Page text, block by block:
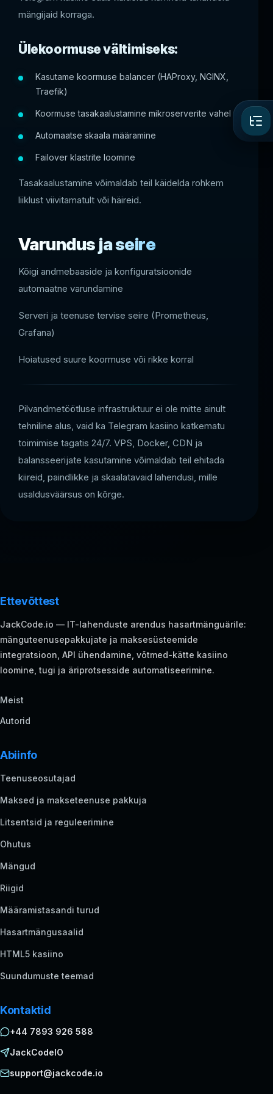
mängijaid korraga.
Ülekoormuse vältimiseks:
Kasutame koormuse balancer (HAProxy, NGINX,
Traefik)
Koormuse tasakaalustamine mikroserverite vahel
Automaatse skaala määramine
Failover klastrite loomine
Tasakaalustamine võimaldab teil käidelda rohkem
liiklust viivitamatult või häireid.
Varundus ja seire
Kõigi andmebaaside ja konfiguratsioonide
automaatne varundamine
Serveri ja teenuse tervise seire (Prometheus,
Grafana)
Hoiatused suure koormuse või rikke korral
Pilvandmetöötluse infrastruktuur ei ole mitte ainult
tehniline alus, vaid ka Telegram kasiino katkematu
toimimise tagatis 24/7. VPS, Docker, CDN ja
balansseerijate kasutamine võimaldab teil ehitada
kiireid, paindlikke ja skaalatavaid lahendusi, mille
usaldusväärsus on kõrge.
Ettevõttest
JackCode.io — IT-lahenduste arendus hasartmänguärile:
mänguteenusepakkujate ja maksesüsteemide
integratsioon, API ühendamine, võtmed-kätte kasiino
loomine, tugi ja äriprotsesside automatiseerimine.
Meist
Autorid
Abiinfo
Teenuseosutajad
Maksed ja makseteenuse pakkuja
Litsentsid ja reguleerimine
Ohutus
Mängud
Riigid
Määramistasandi turud
Hasartmängusaalid
HTML5 kasiino
Suundumuste teemad
Kontaktid
+44 7893 926 588
JackCodeIO
support@jackcode.io